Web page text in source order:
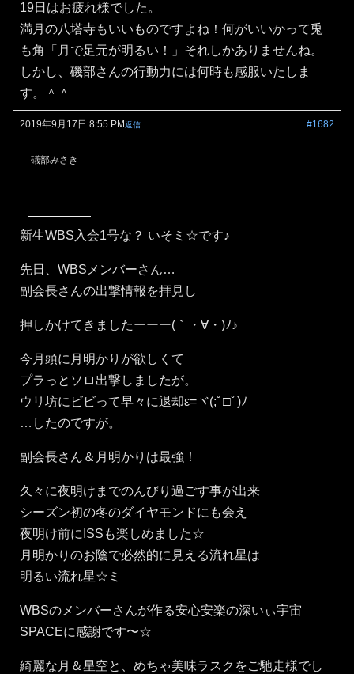
19日はお疲れ様でした。
満月の八塔寺もいいものですよね！何がいいかって兎
も角「月で足元が明るい！」それしかありませんね。
しかし、磯部さんの行動力には何時も感服いたしま
す。＾＾
2019年9月17日 8:55 PM #1682
返信
礒部みさき
新生WBS入会1号な？ いそミ☆です♪
先日、WBSメンバーさん…
副会長さんの出撃情報を拝見し
押しかけてきましたーーー(｀・∀・)ﾉ♪
今月頭に月明かりが欲しくて
プラっとソロ出撃しましたが。
ウリ坊にビビって早々に退却ε=ヾ(;ﾟ□ﾟ)ﾉ
…したのですが。
副会長さん＆月明かりは最強！
久々に夜明けまでのんびり過ごす事が出来
シーズン初の冬のダイヤモンドにも会え
夜明け前にISSも楽しめました☆
月明かりのお陰で必然的に見える流れ星は
明るい流れ星☆ミ
WBSのメンバーさんが作る安心安楽の深いぃ宇宙
SPACEに感謝です〜☆
綺麗な月＆星空と、めちゃ美味ラスクをご馳走様でし